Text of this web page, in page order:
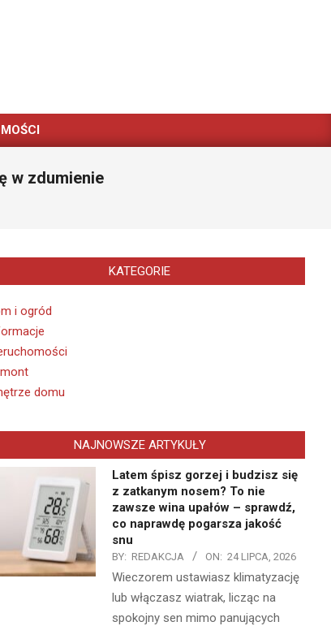
w zdumienie
KATEGORIE
i ogród
domu
NAJNOWSZE ARTYKUŁY
Latem śpisz gorzej i budzisz się
z zatkanym nosem? To nie
zawsze wina upałów – sprawdź,
co naprawdę pogarsza jakość
snu
BY: REDAKCJA ON: 24 LIPCA, 2026
Wieczorem ustawiasz klimatyzację
lub włączasz wiatrak, licząc na
spokojny sen mimo panujących